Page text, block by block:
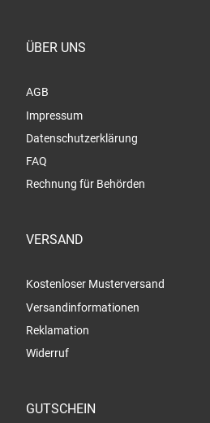
ÜBER UNS
AGB
Impressum
Datenschutzerklärung
FAQ
Rechnung für Behörden
VERSAND
Kostenloser Musterversand
Versandinformationen
Reklamation
Widerruf
GUTSCHEIN